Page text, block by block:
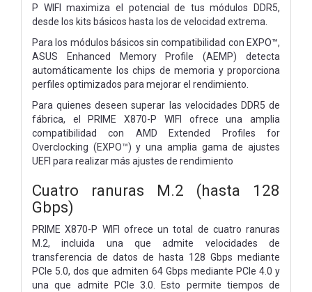
P WIFI maximiza el potencial de tus módulos DDR5,
desde los kits básicos hasta los de velocidad extrema.
Para los módulos básicos sin compatibilidad con EXPO™,
ASUS Enhanced Memory Profile (AEMP) detecta
automáticamente los chips de memoria y proporciona
perfiles optimizados para mejorar el rendimiento.
Para quienes deseen superar las velocidades DDR5 de
fábrica, el PRIME X870-P WIFI ofrece una amplia
compatibilidad con AMD Extended Profiles for
Overclocking (EXPO™) y una amplia gama de ajustes
UEFI para realizar más ajustes de rendimiento
Cuatro ranuras M.2 (hasta 128
Gbps)
PRIME X870-P WIFI ofrece un total de cuatro ranuras
M.2, incluida una que admite velocidades de
transferencia de datos de hasta 128 Gbps mediante
PCIe 5.0, dos que admiten 64 Gbps mediante PCIe 4.0 y
una que admite PCIe 3.0. Esto permite tiempos de